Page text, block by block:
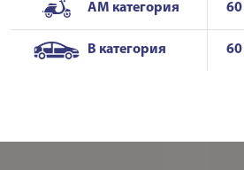
AM категория 60
B категория 60